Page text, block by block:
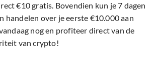
€10 gratis. Bovendien kun je 7 dagen
handelen over je eerste €10.000 aan
nog en profiteer direct van de
van crypto!